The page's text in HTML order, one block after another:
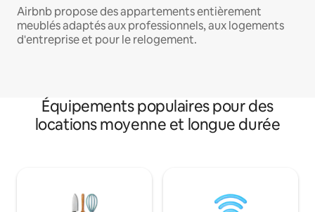
Airbnb propose des appartements entièrement
meublés adaptés aux professionnels, aux logements
d'entreprise et pour le relogement.
Équipements populaires pour des
locations moyenne et longue durée